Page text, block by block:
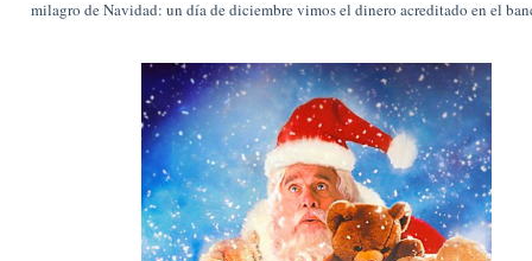
milagro de Navidad: un día de diciembre vimos el dinero acreditado en el